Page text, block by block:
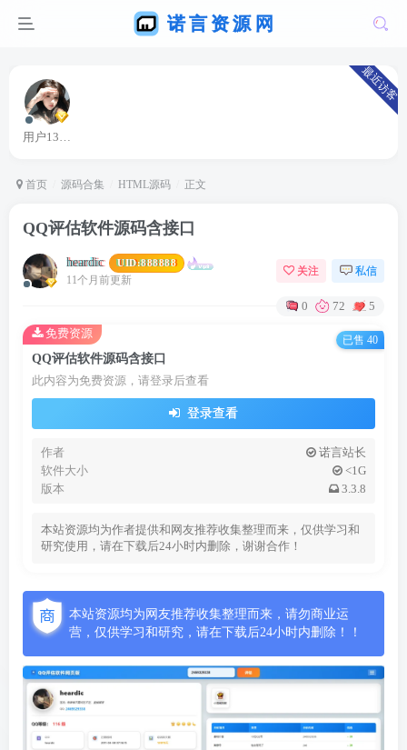
最近访客
用户13363664
首页 源码合集 HTML源码 正文
QQ评估软件源码含接口
heardic UID:888888
11个月前更新
关注 私信
0 72 5
QQ评估软件源码含接口
此内容为免费资源，请登录后查看
登录查看
作者
诺言站长
软件大小
<1G
版本
3.3.8
本站资源均为作者提供和网友推荐收集整理而来，仅供学习和
研究使用，请在下载后24小时内删除，谢谢合作！
免费资源
已售 40
本站资源均为网友推荐收集整理而来，请勿商业运
营，仅供学习和研究，请在下载后24小时内删除！！